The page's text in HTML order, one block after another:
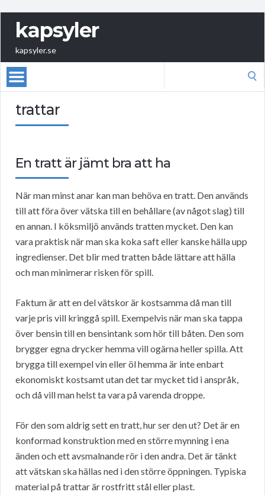
kapsyler
kapsyler.se
trattar
En tratt är jämt bra att ha
När man minst anar kan man behöva en tratt. Den används
till att föra över vätska till en behållare (av något slag) till
en annan. I köksmiljö används tratten mycket. Den kan
vara praktisk när man ska koka saft eller kanske hälla upp
ingredienser. Det blir med tratten både lättare att hälla
och man minimerar risken för spill.
Faktum är att en del vätskor är kostsamma då man till
varje pris vill kringgå spill. Exempelvis när man ska tappa
över bensin till en bensintank som hör till båten. Den som
brygger egna drycker hemma vill ogärna heller spilla. Att
brygga till exempel vin eller öl hemma är inte enbart
ekonomiskt kostsamt utan det tar mycket tid i anspråk,
och då vill man helst ta vara på varenda droppe.
För den som aldrig sett en tratt, hur ser den ut? Det är en
konformad konstruktion med en större mynning i ena
änden och ett avsmalnande rör i den andra. Det är tänkt
att vätskan ska hällas ned i den större öppningen. Typiska
material på trattar är rostfritt stål eller plast.